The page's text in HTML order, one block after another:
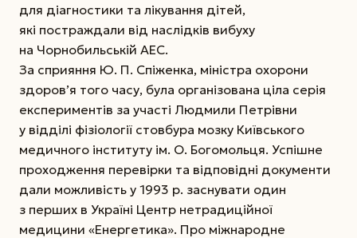
для діагностики та лікування дітей,
які постраждали від наслідків вибуху
на Чорнобильській АЕС.
За сприяння Ю. П. Спіженка, міністра охорони
здоров’я того часу, була організована ціла серія
експериментів за участі Людмили Петрівни
у відділі фізіології стовбура мозку Київського
медичного інституту ім. О. Богомольця. Успішне
проходження перевірки та відповідні документи
дали можливість у 1993 р. заснувати один
з перших в Україні Центр нетрадиційної
медицини «Енергетика». Про міжнародне